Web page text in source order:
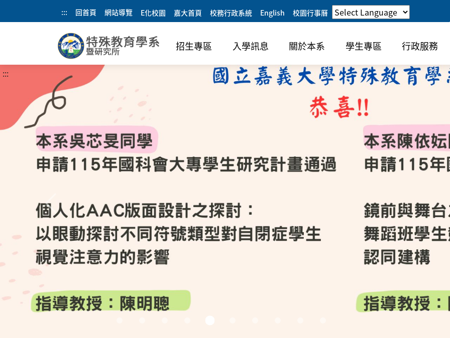
::: 回首頁 網站導覽 E化校園 嘉大首頁 校務行政系統 English 校園行事曆
招生專區 入學訊息 關於本系 學生專區 行政服務
:::
上一則